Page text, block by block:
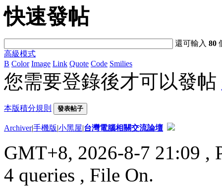
快速發帖
還可輸入80
高級模式
B Color Image Link Quote Code Smilies
您需要登錄後才可以發帖
本版積分規則 發表帖子
Archiver|手機版|小黑屋|台灣電腦相關交流論壇
GMT+8, 2026-8-7 21:09 ,
4 queries , File On.